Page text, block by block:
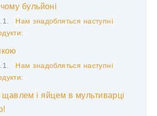
бульйоні
Нам знадобляться наступні
Нам знадобляться наступні
щавлем і яйцем в мультиварці